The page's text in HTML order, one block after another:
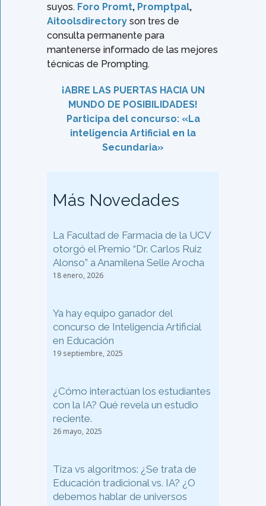
suyos. Foro Promt, Promptpal,
Aitoolsdirectory son tres de
consulta permanente para
mantenerse informado de las mejores
técnicas de Prompting.
¡ABRE LAS PUERTAS HACIA UN
MUNDO DE POSIBILIDADES!
Participa del concurso: «La
inteligencia Artificial en la
Secundaria»
Más Novedades
La Facultad de Farmacia de la UCV
otorgó el Premio “Dr. Carlos Ruiz
Alonso” a Anamilena Selle Arocha
18 enero, 2026
Ya hay equipo ganador del
concurso de Inteligencia Artificial
en Educación
19 septiembre, 2025
¿Cómo interactúan los estudiantes
con la IA? Qué revela un estudio
reciente.
26 mayo, 2025
Tiza vs algoritmos: ¿Se trata de
Educación tradicional vs. IA? ¿O
debemos hablar de universos